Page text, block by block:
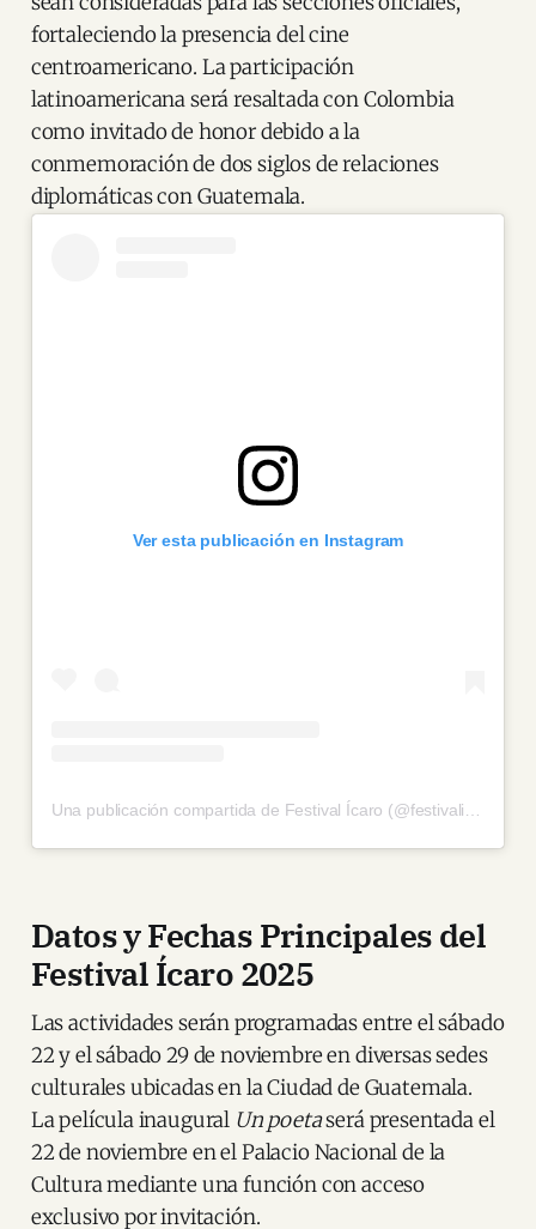
fortaleciendo la presencia del cine
centroamericano. La participación
latinoamericana será resaltada con Colombia
como invitado de honor debido a la
conmemoración de dos siglos de relaciones
diplomáticas con Guatemala.
Ver esta publicación en Instagram
Una publicación compartida de Festival Ícaro (@festivalicaro)
Datos y Fechas Principales del
Festival Ícaro 2025
Las actividades serán programadas entre el sábado
22 y el sábado 29 de noviembre en diversas sedes
culturales ubicadas en la Ciudad de Guatemala.
La película inaugural Un poetaserá presentada el
22 de noviembre en el Palacio Nacional de la
Cultura mediante una función con acceso
exclusivo por invitación.